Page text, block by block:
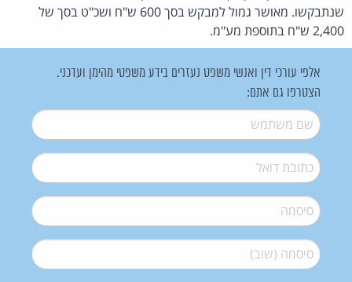
שנתבקשו. מאושר גמול למבקש בסך 600 ש"ח ושכ"ט בסך של
2,400 ש"ח בתוספת מע"מ.
אלפי עורכי דין ואנשי משפט נעזרים בידע משפטי מהימן ועדכני.
הצטרפו גם אתם:
שם משתמש*
דואל*
סיסמה*
סיסמה (שוב)*